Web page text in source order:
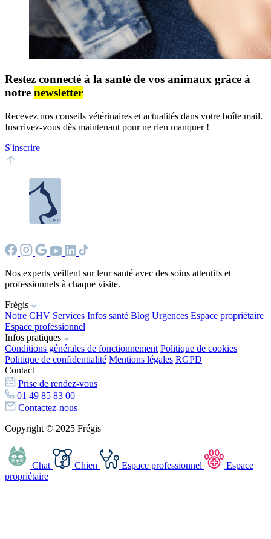
Restez connecté à la santé de vos animaux grâce à
notre newsletter
Recevez nos conseils vétérinaires et actualités dans votre boîte mail.
Inscrivez-vous dès maintenant pour ne rien manquer !
S'inscrire
Nos experts veillent sur leur santé avec des soins attentifs et
professionnels à chaque visite.
Frégis
Notre CHV Services Infos santé Blog Urgences Espace propriétaire
Espace professionnel
Infos pratiques
Conditions générales de fonctionnement Politique de cookies
Politique de confidentialité Mentions légales RGPD
Contact
Prise de rendez-vous
01 49 85 83 00
Contactez-nous
Copyright © 2025 Frégis
Chat Chien Espace professionnel
Espace
propriétaire